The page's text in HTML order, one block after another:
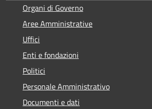
Organi di Governo
Aree Amministrative
Uffici
Enti e fondazioni
Politici
Personale Amministrativo
Documenti e dati